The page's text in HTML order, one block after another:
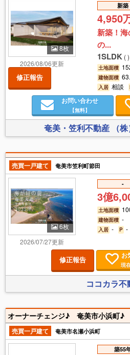
8枚
2026/08/06更新
修正報告
新築
4,950
新築！
の...
1SLDK ()
土地面積
建物面積
入居 相談
お問い合わせ
【無料】
奄美・笠利不動産 （
売買一戸建て 奄美市笠利町節田
6枚
2026/07/27更新
-
3億
土地面積
建物面積 -
入居 -P -
修正報告 お
現
ココカラ不
オーナーチェンジ♪ 奄美市小浜町♪
売買一戸建て 奄美市名瀬小浜町
築55